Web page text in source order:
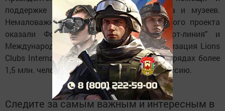
поддержке деятелей культуры, искусства и музеев.
Немаловажную роль в осуществлении этого проекта
оказали Фонд поддержки искусств "Арт-линия" и
Международная благотворительная организация Lions
Clubs International, объединяющая в своих рядах более
1,5 млн. человек в 206 странах, включая Россию.
Следите за самым важным и интересным в